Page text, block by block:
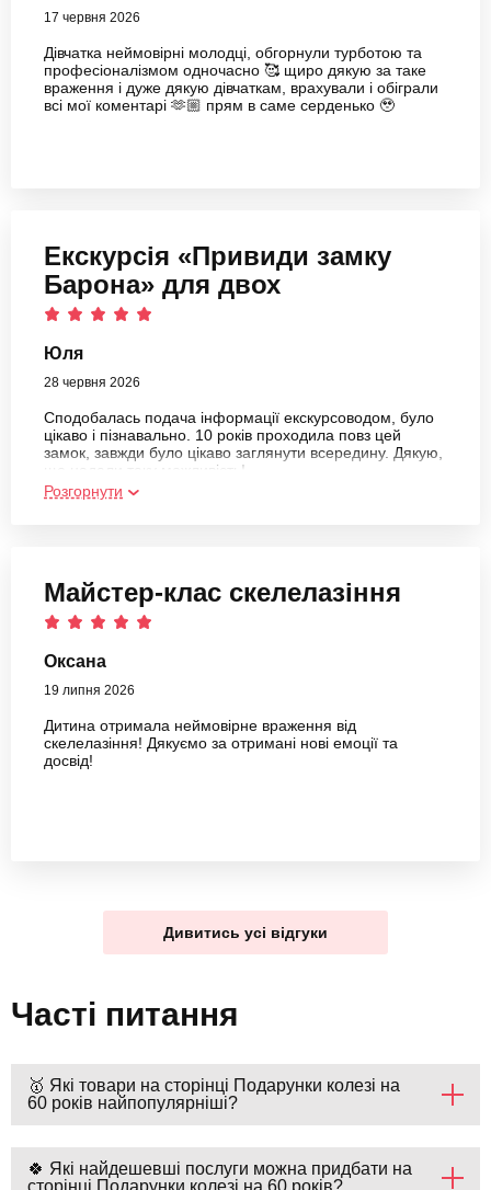
17 червня 2026
Дівчатка неймовірні молодці, обгорнули турботою та
професіоналізмом одночасно 🥰 щиро дякую за таке
враження і дуже дякую дівчаткам, врахували і обіграли
всі мої коментарі 🫶🏼 прям в саме серденько 🥹
Екскурсія «Привиди замку
Барона» для двох
Юля
28 червня 2026
Сподобалась подача інформації екскурсоводом, було
цікаво і пізнавально. 10 років проходила повз цей
замок, завжди було цікаво заглянути всередину. Дякую,
що надали таку можливість!
Розгорнути
Майстер-клас скелелазіння
Оксана
19 липня 2026
Дитина отримала неймовірне враження від
скелелазіння! Дякуємо за отримані нові емоції та
досвід!
Дивитись усі відгуки
Часті питання
🥇 Які товари на сторінці Подарунки колезі на
60 років найпопулярніші?
🍀 Які найдешевші послуги можна придбати на
сторінці Подарунки колезі на 60 років?